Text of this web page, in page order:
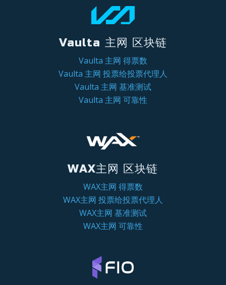
Vaulta 主网 区块链
Vaulta 主网 得票数
Vaulta 主网 投票给投票代理人
Vaulta 主网 基准测试
Vaulta 主网 可靠性
WAX主网 区块链
WAX主网 得票数
WAX主网 投票给投票代理人
WAX主网 基准测试
WAX主网 可靠性